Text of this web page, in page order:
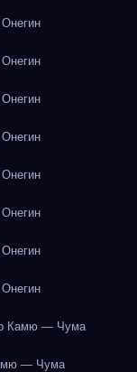
Камю — Чума
— Чума